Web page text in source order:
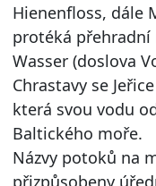
Hienenfloss, dále
protéká přehradní
Wasser (doslova
Chrastavy se
která svou vodu
Baltického moře.
Názvy potoků na
přizpůsobeny